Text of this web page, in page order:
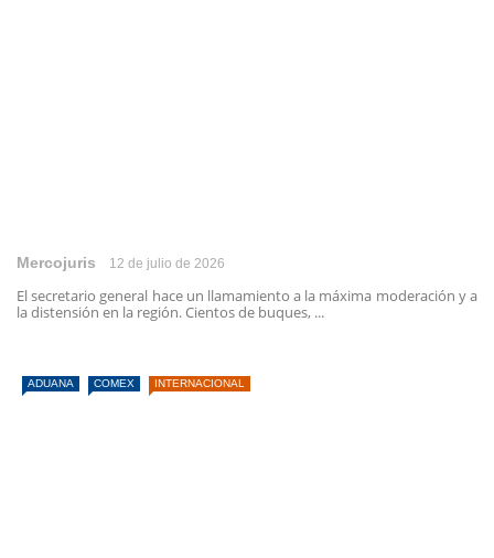
Mercojuris 12 de julio de 2026
El secretario general hace un llamamiento a la máxima moderación y a
la distensión en la región. Cientos de buques, ...
ADUANA COMEX INTERNACIONAL